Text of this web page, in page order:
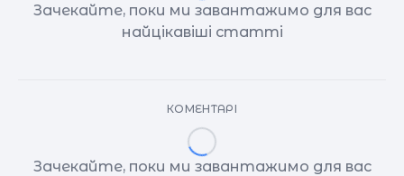
Зачекайте, поки ми завантажимо для вас
найцікавіші статті
КОМЕНТАРІ
Зачекайте, поки ми завантажимо для вас